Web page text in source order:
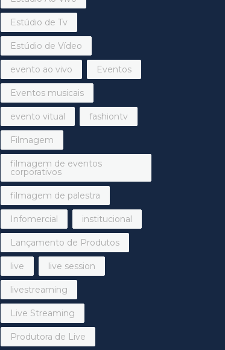
Estúdio de Tv
Estúdio de Vídeo
evento ao vivo Eventos
Eventos musicais
evento vitual fashiontv
Filmagem
filmagem de eventos
corporativos
filmagem de palestra
Infomercial institucional
Lançamento de Produtos
live live session
livestreaming
Live Streaming
Produtora de Live